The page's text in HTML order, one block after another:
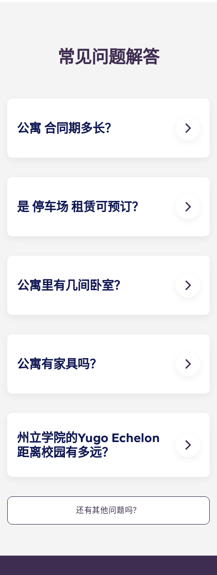
常见问题解答
公寓 合同期多长？
是 停车场 租赁可预订？
公寓里有几间卧室？
公寓有家具吗？
州立学院的Yugo Echelon
距离校园有多远？
位于 West Collage Avenue 的中心位置，距离校园中
心仅几步之遥。Yugo Echelon at State College 公
还有其他问题吗？